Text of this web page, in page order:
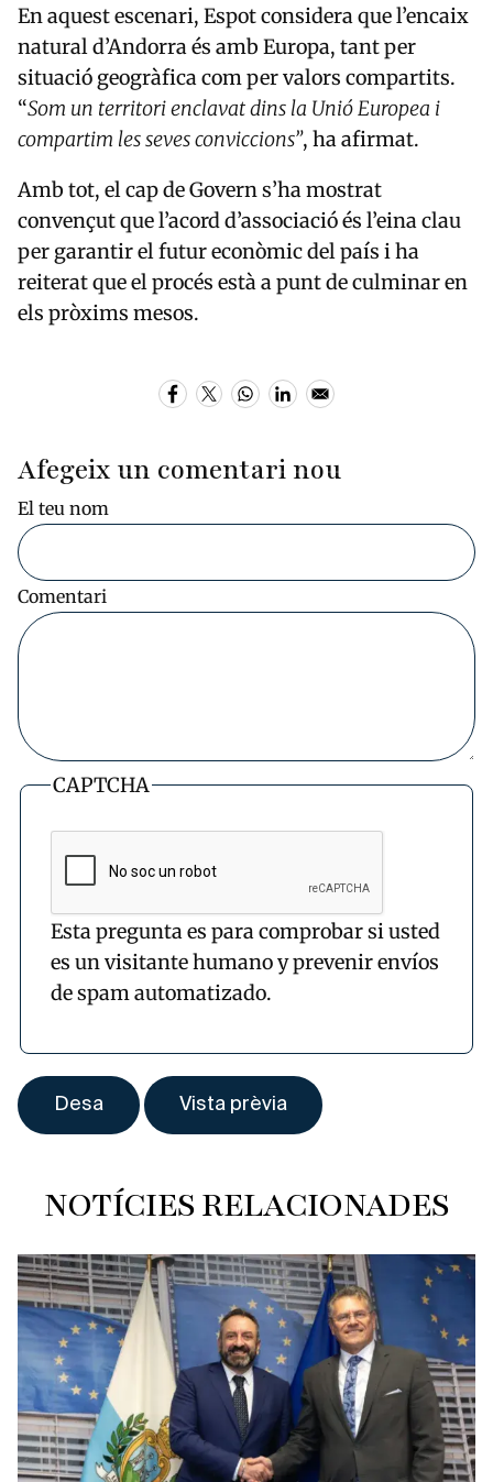
En aquest escenari, Espot considera que l’encaix
natural d’Andorra és amb Europa, tant per
situació geogràfica com per valors compartits.
“Som un territori enclavat dins la Unió Europea i
compartim les seves conviccions”, ha afirmat.
Amb tot, el cap de Govern s’ha mostrat
convençut que l’acord d’associació és l’eina clau
per garantir el futur econòmic del país i ha
reiterat que el procés està a punt de culminar en
els pròxims mesos.
Afegeix un comentari nou
El teu nom
Comentari
CAPTCHA
Esta pregunta es para comprobar si usted
es un visitante humano y prevenir envíos
de spam automatizado.
NOTÍCIES RELACIONADES